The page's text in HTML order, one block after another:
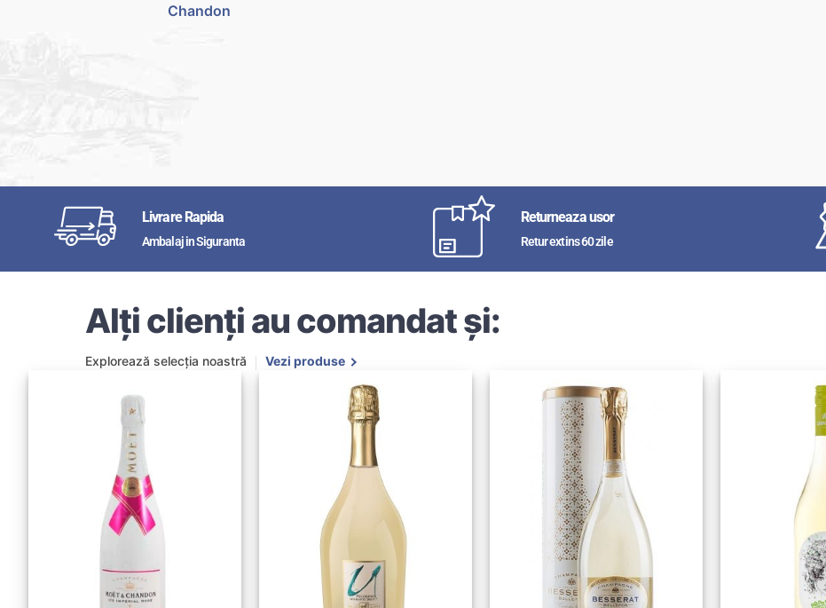
Chandon
Livrare Rapida
Ambalaj in Siguranta
Returneaza usor
Retur extins 60 zile
Alți clienți au comandat și:
Explorează selecția noastră Vezi produse